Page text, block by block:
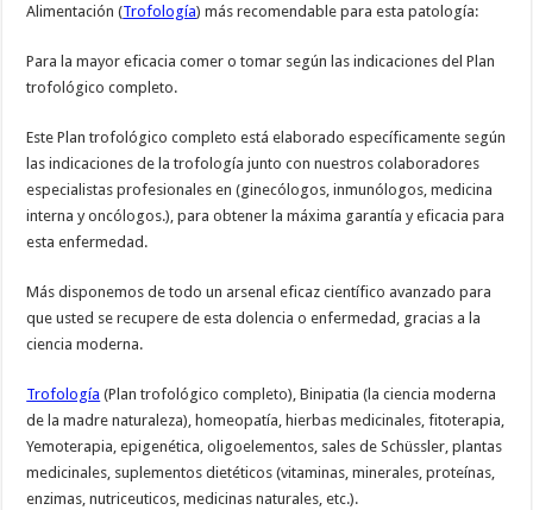
Alimentación (Trofología) más recomendable para esta patología:
Para la mayor eficacia comer o tomar según las indicaciones del Plan
trofológico completo.
Este Plan trofológico completo está elaborado específicamente según
las indicaciones de la trofología junto con nuestros colaboradores
especialistas profesionales en (ginecólogos, inmunólogos, medicina
interna y oncólogos.), para obtener la máxima garantía y eficacia para
esta enfermedad.
Más disponemos de todo un arsenal eficaz científico avanzado para
que usted se recupere de esta dolencia o enfermedad, gracias a la
ciencia moderna.
Trofología (Plan trofológico completo), Binipatia (la ciencia moderna
de la madre naturaleza), homeopatía, hierbas medicinales, fitoterapia,
Yemoterapia, epigenética, oligoelementos, sales de Schüssler, plantas
medicinales, suplementos dietéticos (vitaminas, minerales, proteínas,
enzimas, nutriceuticos, medicinas naturales, etc.).